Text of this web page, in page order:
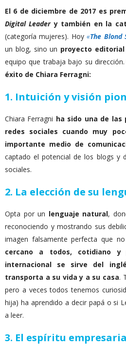
El 6 de diciembre de 2017 es
Digital Leadery también en la
(categoría mujeres). Hoy«The Blond
un blog, sino un proyecto
equipo que trabaja bajo su dirección.
éxito de Chiara Ferragni:
1. Intuición y visión
Chiara Ferragni ha sido una de las
redes sociales cuando muy
importante medio de
captado el potencial de los blogs y
sociales.
2. La elección de su
Opta por un lenguaje natural,
reconociendo y mostrando sus
imagen falsamente perfecta que
cercano a todos, cotidiano
internacional se sirve del
transporta a su vida y a su casa.
pero a veces todos tenemos
hija) ha aprendido a decir papá o si
a leer.
3. El espíritu